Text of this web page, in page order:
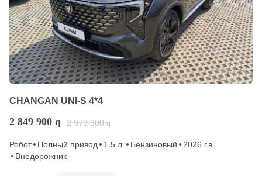
CHANGAN UNI-S 4*4
2 849 900 q 2 979 900 q
Робот Полный привод 1.5 л. Бензиновый
2026 г.в.
Внедорожник